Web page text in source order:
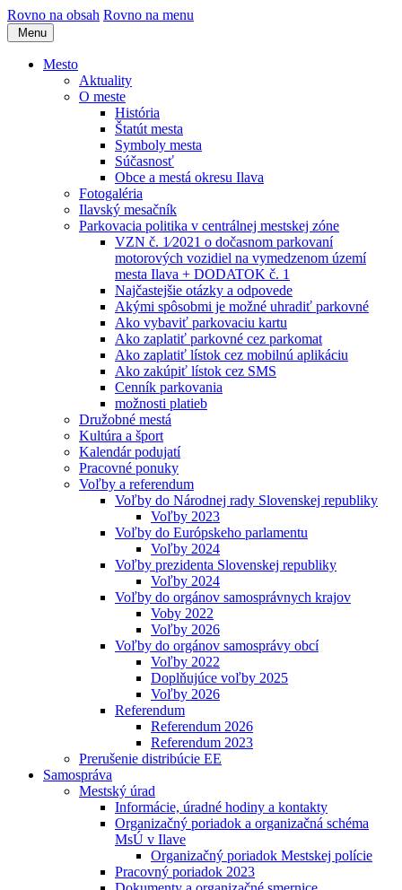
Rovno na obsah Rovno na menu
Menu
Mesto
Aktuality
O meste
História
Štatút mesta
Symboly mesta
Súčasnosť
Obce a mestá okresu Ilava
Fotogaléria
Ilavský mesačník
Parkovacia politika v centrálnej mestskej zóne
VZN č. 1⁄2021 o dočasnom parkovaní
motorových vozidiel na vymedzenom území
mesta Ilava + DODATOK č. 1
Najčastejšie otázky a odpovede
Akými spôsobmi je možné uhradiť parkovné
Ako vybaviť parkovaciu kartu
Ako zaplatiť parkovné cez parkomat
Ako zaplatiť lístok cez mobilnú aplikáciu
Ako zakúpiť lístok cez SMS
Cenník parkovania
možnosti platieb
Družobné mestá
Kultúra a šport
Kalendár podujatí
Pracovné ponuky
Voľby a referendum
Voľby do Národnej rady Slovenskej republiky
Voľby 2023
Voľby do Európskeho parlamentu
Voľby 2024
Voľby prezidenta Slovenskej republiky
Voľby 2024
Voľby do orgánov samosprávnych krajov
Voby 2022
Voľby 2026
Voľby do orgánov samosprávy obcí
Voľby 2022
Doplňujúce voľby 2025
Voľby 2026
Referendum
Referendum 2026
Referendum 2023
Prerušenie distribúcie EE
Samospráva
Mestský úrad
Informácie, úradné hodiny a kontakty
Organizačný poriadok a organizačná schéma
MsÚ v Ilave
Organizačný poriadok Mestskej polície
Pracovný poriadok 2023